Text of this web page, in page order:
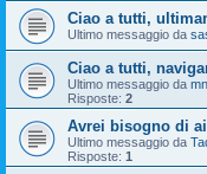
Ciao a tutti,
Ultimo messaggio da
Ciao a tutti,
Ultimo messaggio da
Risposte: 2
Avrei bisogno di
Ultimo messaggio da
Risposte: 1